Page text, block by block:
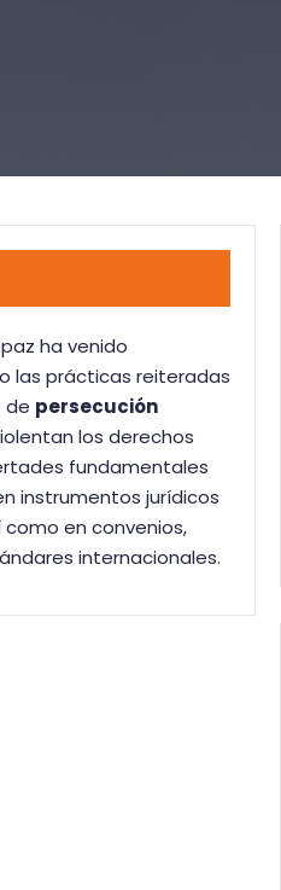
ha venido
las prácticas reiteradas
de persecución
los derechos
fundamentales
instrumentos jurídicos
como en convenios,
internacionales.